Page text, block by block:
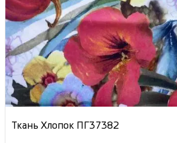
Ткань Хлопок ПГ37382